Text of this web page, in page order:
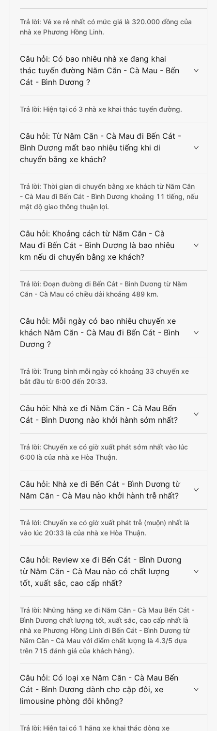
Trả lời: Vé xe rẻ nhất có mức giá là 320.000 đồng của
nhà xe Phương Hồng Linh.
Câu hỏi: Có bao nhiêu nhà xe đang khai
thác tuyến đường Năm Căn - Cà Mau - Bến
Cát - Bình Dương ?
Trả lời: Hiện tại có 3 nhà xe khai thác tuyến đường.
Câu hỏi: Từ Năm Căn - Cà Mau đi Bến Cát -
Bình Dương mất bao nhiêu tiếng khi di
chuyển bằng xe khách?
Trả lời: Thời gian di chuyển bằng xe khách từ Năm Căn
- Cà Mau đi Bến Cát - Bình Dương khoảng 11 tiếng, nếu
mật độ giao thông thuận lợi.
Câu hỏi: Khoảng cách từ Năm Căn - Cà
Mau đi Bến Cát - Bình Dương là bao nhiêu
km nếu di chuyển bằng xe khách?
Trả lời: Đoạn đường đi Bến Cát - Bình Dương từ Năm
Căn - Cà Mau có chiều dài khoảng 489 km.
Câu hỏi: Mỗi ngày có bao nhiêu chuyến xe
khách Năm Căn - Cà Mau đi Bến Cát - Bình
Dương ?
Trả lời: Trung bình mỗi ngày có khoảng 33 chuyến xe
bắt đầu từ 6:00 đến 20:33.
Câu hỏi: Nhà xe đi Năm Căn - Cà Mau Bến
Cát - Bình Dương nào khởi hành sớm nhất?
Trả lời: Chuyến xe có giờ xuất phát sớm nhất vào lúc
6:00 là của nhà xe Hòa Thuận.
Câu hỏi: Nhà xe đi Bến Cát - Bình Dương từ
Năm Căn - Cà Mau nào khởi hành trễ nhất?
Trả lời: Chuyến xe có giờ xuất phát trễ (muộn) nhất là
vào lúc 20:33 là của nhà xe Hòa Thuận.
Câu hỏi: Review xe đi Bến Cát - Bình Dương
từ Năm Căn - Cà Mau nào có chất lượng
tốt, xuất sắc, cao cấp nhất?
Trả lời: Những hãng xe đi Năm Căn - Cà Mau Bến Cát -
Bình Dương chất lượng tốt, xuất sắc, cao cấp nhất là
nhà xe Phương Hồng Linh đi Bến Cát - Bình Dương từ
Năm Căn - Cà Mau với điểm chất lượng là 4.3/5 dựa
trên 715 đánh giá của khách hàng).
Câu hỏi: Có loại xe Năm Căn - Cà Mau Bến
Cát - Bình Dương dành cho cặp đôi, xe
limousine phòng đôi không?
Trả lời: Hiện tại có 1 hãng xe khai thác dòng xe